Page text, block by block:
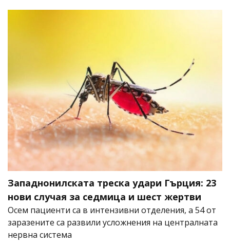
Западнонилската треска удари Гърция: 23
нови случая за седмица и шест жертви
Осем пациенти са в интензивни отделения, а 54 от
заразените са развили усложнения на централната
нервна система